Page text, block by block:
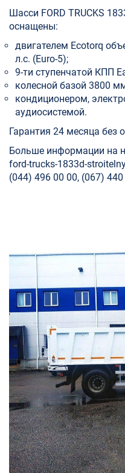
Шасси FORD TRUCKS
оснащены:
двигателем Ecotorq
л.с. (Euro-5);
9-ти ступенчатой ​​КПП
колесной базой 3800
кондиционером,
аудиосистемой.
Гарантия 24 месяца без
Больше информации на
ford-trucks-1833d-
(044) 496 00 00, (067) 440